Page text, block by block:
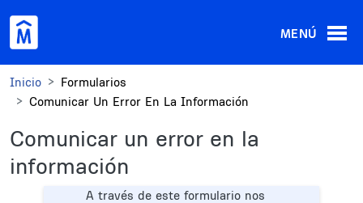
MENÚ
Inicio
Formularios
Comunicar Un Error En La Información
Comunicar un error en la
información
A través de este formulario nos